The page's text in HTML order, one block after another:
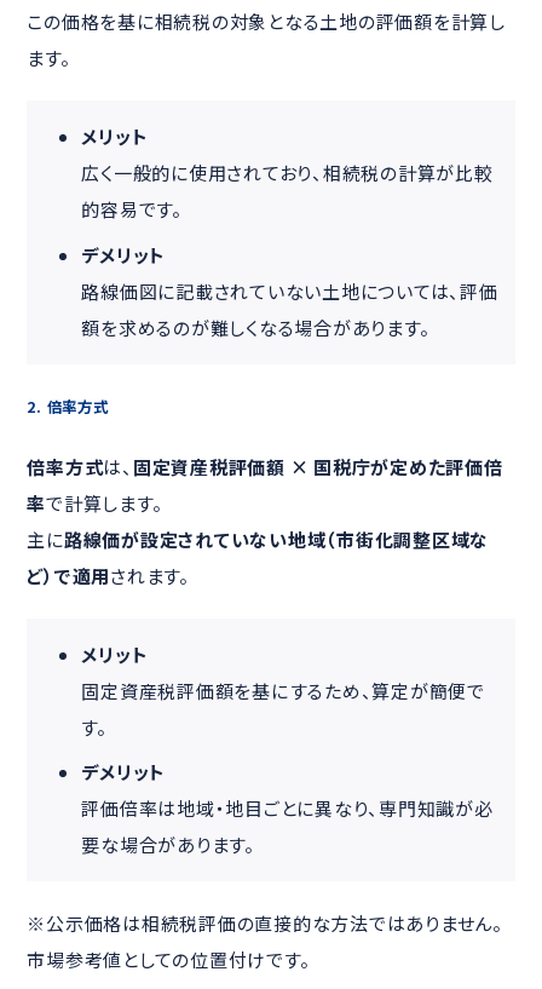
この価格を基に相続税の対象となる土地の評価額を計算し
ます。
メリット
広く一般的に使用されており、相続税の計算が比較
的容易です。
デメリット
路線価図に記載されていない土地については、評価
額を求めるのが難しくなる場合があります。
2. 倍率方式
倍率方式は、 固定資産税評価額 × 国税庁が定めた評価倍
率で計算します。
主に路線価が設定されていない地域（市街化調整区域な
ど）で適用されます。
メリット
固定資産税評価額を基にするため、算定が簡便で
す。
デメリット
評価倍率は地域・地目ごとに異なり、専門知識が必
要な場合があります。
※公示価格は相続税評価の直接的な方法ではありません。
市場参考値としての位置付けです。